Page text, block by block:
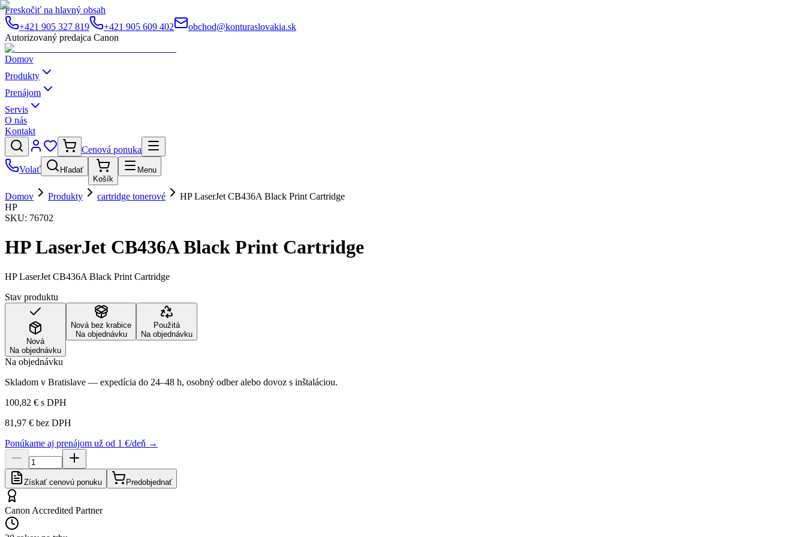
Preskočiť na hlavný obsah
+421 905 327 819
+421 905 609 402
obchod@konturaslovakia.sk
Autorizovaný predajca Canon
Domov
Produkty
Prenájom
Servis
O nás
Kontakt
Cenová ponuka
Volať
Hľadať
Košík
Menu
Domov Produkty cartridge tonerové
HP LaserJet CB436A Black Print Cartridge
HP
SKU: 76702
HP LaserJet CB436A Black Print Cartridge
HP LaserJet CB436A Black Print Cartridge
Stav produktu
Nová
Na objednávku
Nová bez krabice
Na objednávku
Použitá
Na objednávku
Na objednávku
Skladom v Bratislave — expedícia do 24–48 h, osobný odber alebo dovoz s inštaláciou.
100,82 € s DPH
81,97 € bez DPH
Ponúkame aj prenájom už od 1 €/deň →
Získať cenovú ponuku Predobjednať
Canon Accredited Partner